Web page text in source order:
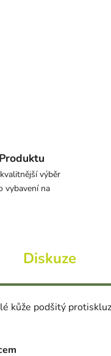
výběr
vybavení na
Diskuze
kůže podšitý